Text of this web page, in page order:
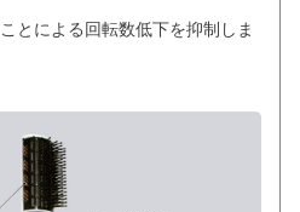
とによる回転数低下を抑制しま